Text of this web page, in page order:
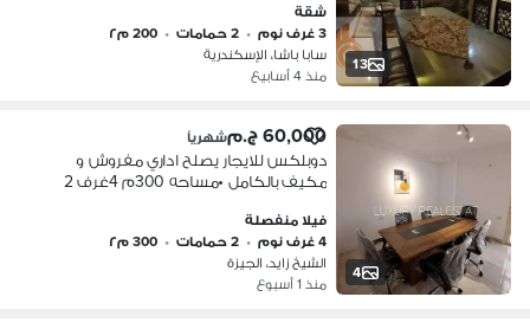
13
شقة
3 غرف نوم
• 2 حمامات • 200 م٢
سابا باشا، الإسكندرية
منذ 4 أسابيع
4
60,000 ج.م شهرياً
دوبلكس للايجار يصلح اداري مفروش و
مكيف بالكامل •مساحه 300م 4غرف 2
•ف الشيخ زايد بجوار مول اسبانا بلازا
لوكيشن مميز جدا مدخل خاص و مدخل
من الفيلا https://wa. me/201070900290
فيلا منفصلة
4 غرف نوم
• 2 حمامات • 300 م٢
الشيخ زايد، الجيزة
منذ 1 أسبوع